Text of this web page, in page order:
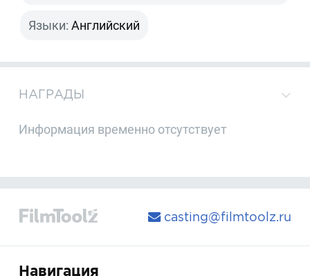
Языки: Английский
НАГРАДЫ
Информация временно отсутствует
casting@filmtoolz.ru
Навигация